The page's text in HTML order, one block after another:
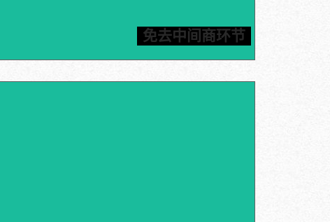
免去中间商环节
障，免去中间商困扰，价格公道合理，保质保量管售后，为
您提供一站式石墨解决方案。